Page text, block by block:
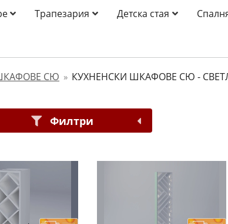
Трапезария Детска стая
СЮ » КУХНЕНСКИ ШКАФОВЕ СЮ -
Филтри